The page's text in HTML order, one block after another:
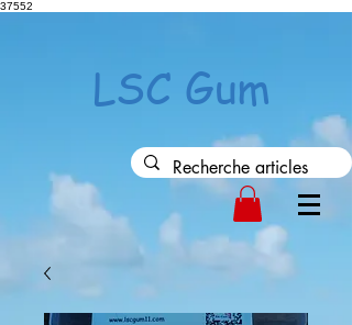
37552
LSC Gum